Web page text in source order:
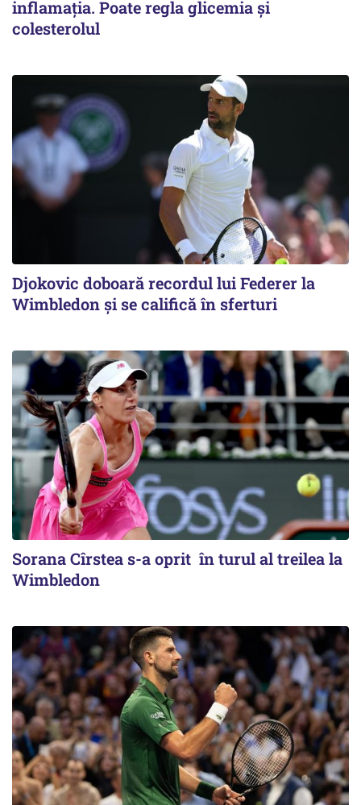
inflamația. Poate regla glicemia și
colesterolul
Djokovic doboară recordul lui Federer la
Wimbledon și se califică în sferturi
Sorana Cîrstea s-a oprit în turul al treilea la
Wimbledon